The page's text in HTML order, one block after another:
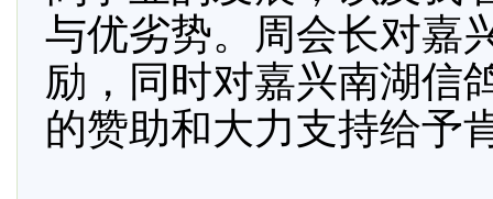
与优劣势。周会长对嘉
励，同时对嘉兴南湖信
的赞助和大力支持给予